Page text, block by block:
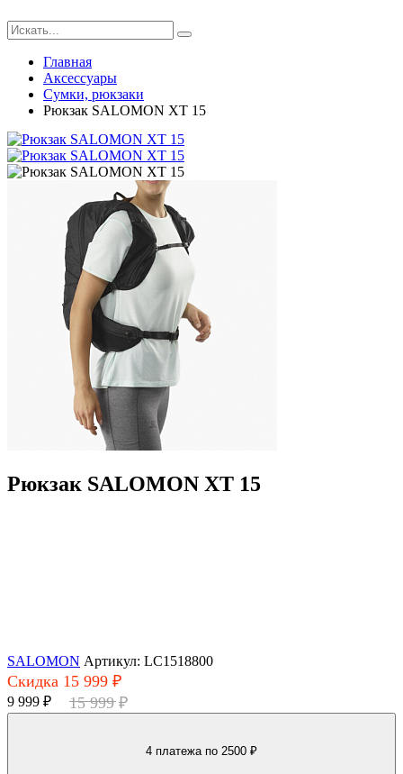
Главная
Аксессуары
Сумки, рюкзаки
Рюкзак SALOMON XT 15
Рюкзак SALOMON XT 15
SALOMON Артикул: LC1518800
Скидка 15 999 ₽
9 999 ₽ 15 999 ₽
4 платежа по 2500 ₽